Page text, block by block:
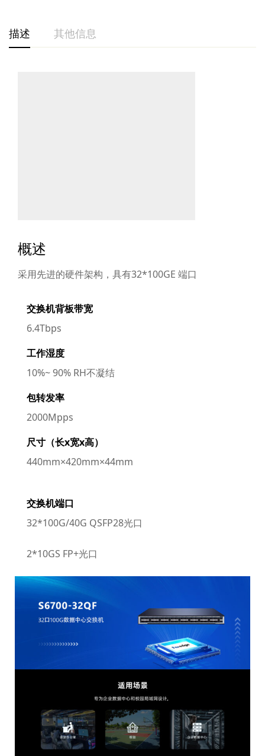
描述 其他信息
概述
采用先进的硬件架构，具有32*100GE 端口
交换机背板带宽
6.4Tbps
工作湿度
10%~ 90% RH不凝结
包转发率
2000Mpps
尺寸（长x宽x高）
440mm×420mm×44mm
交换机端口
32*100G/40G QSFP28光口
2*10GS FP+光口